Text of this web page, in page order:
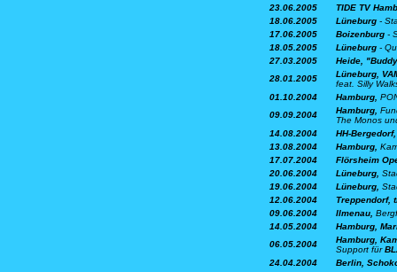
23.06.2005
TIDE TV
18.06.2005
Lüneburg -
17.06.2005
Boizenburg -
18.05.2005
Lüneburg -
27.03.2005
Heide,
28.01.2005
Lüneburg,
feat. Silly
01.10.2004
Hamburg,
09.09.2004
Hamburg,
The Monos
14.08.2004
HH-
13.08.2004
Hamburg,
17.07.2004
Flörsheim
20.06.2004
Lüneburg,
19.06.2004
Lüneburg,
12.06.2004
Treppendorf,
09.06.2004
Ilmenau,
14.05.2004
Hamburg,
06.05.2004
Hamburg,
Support für
24.04.2004
Berlin,